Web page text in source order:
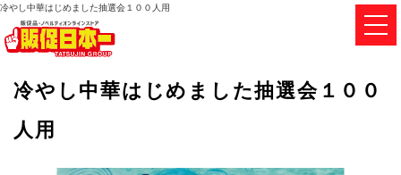
冷やし中華はじめました抽選会１００人用
冷やし中華はじめました抽選会１００
人用